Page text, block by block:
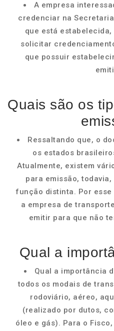
A empresa
credenciar na
que está estabelecida,
solicitar
que possuir
Quais são os
Ressaltando que, o
os estados
Atualmente, existem
para emissão,
função distinta. Por
a empresa de
emitir para que não
Qual a
Qual a importância
todos os modais de
rodoviário, aéreo,
(realizado por dutos,
óleo e gás). Para o